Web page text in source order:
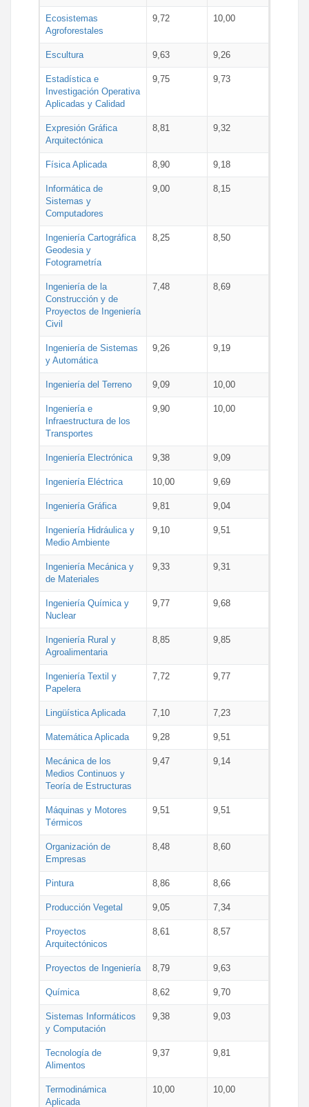
Ecosistemas
Agroforestales
9,72 10,00
Escultura 9,63 9,26
Estadística e
Investigación Operativa
Aplicadas y Calidad
9,75 9,73
Expresión Gráfica
Arquitectónica
8,81 9,32
Física Aplicada 8,90 9,18
Informática de
Sistemas y
Computadores
9,00 8,15
Ingeniería Cartográfica
Geodesia y
Fotogrametría
8,25 8,50
Ingeniería de la
Construcción y de
Proyectos de Ingeniería
Civil
7,48 8,69
Ingeniería de Sistemas
y Automática
9,26 9,19
Ingeniería del Terreno 9,09 10,00
Ingeniería e
Infraestructura de los
Transportes
9,90 10,00
Ingeniería Electrónica 9,38 9,09
Ingeniería Eléctrica 10,00 9,69
Ingeniería Gráfica 9,81 9,04
Ingeniería Hidráulica y
Medio Ambiente
9,10 9,51
Ingeniería Mecánica y
de Materiales
9,33 9,31
Ingeniería Química y
Nuclear
9,77 9,68
Ingeniería Rural y
Agroalimentaria
8,85 9,85
Ingeniería Textil y
Papelera
7,72 9,77
Lingüística Aplicada 7,10 7,23
Matemática Aplicada 9,28 9,51
Mecánica de los
Medios Continuos y
Teoría de Estructuras
9,47 9,14
Máquinas y Motores
Térmicos
9,51 9,51
Organización de
Empresas
8,48 8,60
Pintura 8,86 8,66
Producción Vegetal 9,05 7,34
Proyectos
Arquitectónicos
8,61 8,57
Proyectos de Ingeniería 8,79 9,63
Química 8,62 9,70
Sistemas Informáticos
y Computación
9,38 9,03
Tecnología de
Alimentos
9,37 9,81
Termodinámica
Aplicada
10,00 10,00